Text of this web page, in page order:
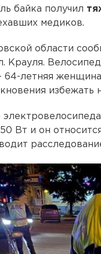
байка получил
медиков.
области
Крауля.
64-летняя
избежать
Вт и он